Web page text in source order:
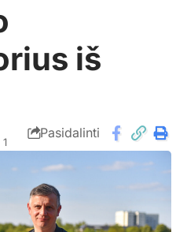
iš
Pasidalinti